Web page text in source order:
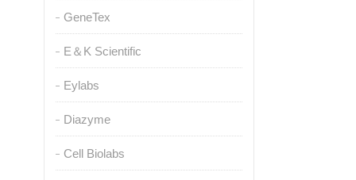
GeneTex
E＆K Scientific
Eylabs
Diazyme
Cell Biolabs